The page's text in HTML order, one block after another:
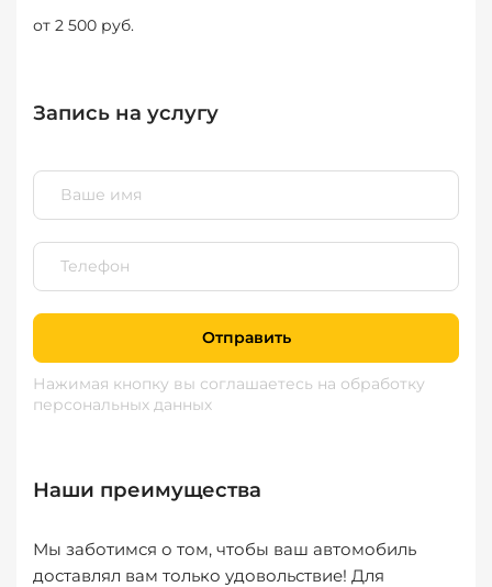
от 2 500 руб.
Запись на услугу
Отправить
Нажимая кнопку вы соглашаетесь на обработку
персональных данных
Наши преимущества
Мы заботимся о том, чтобы ваш автомобиль
доставлял вам только удовольствие! Для